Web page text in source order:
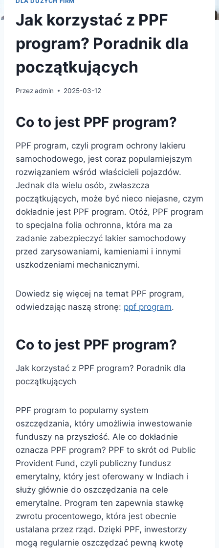
Jak korzystać z PPF
program? Poradnik dla
początkujących
Przezadmin 2025-03-12
Co to jest PPF program?
PPF program, czyli program ochrony lakieru
samochodowego, jest coraz popularniejszym
rozwiązaniem wśród właścicieli pojazdów.
Jednak dla wielu osób, zwłaszcza
początkujących, może być nieco niejasne, czym
dokładnie jest PPF program. Otóż, PPF program
to specjalna folia ochronna, która ma za
zadanie zabezpieczyć lakier samochodowy
przed zarysowaniami, kamieniami i innymi
uszkodzeniami mechanicznymi.
Dowiedz się więcej na temat PPF program,
odwiedzając naszą stronę: ppf program.
Co to jest PPF program?
Jak korzystać z PPF program? Poradnik dla
początkujących
PPF program to popularny system
oszczędzania, który umożliwia inwestowanie
funduszy na przyszłość. Ale co dokładnie
oznacza PPF program? PPF to skrót od Public
Provident Fund, czyli publiczny fundusz
emerytalny, który jest oferowany w Indiach i
służy głównie do oszczędzania na cele
emerytalne. Program ten zapewnia stawkę
zwrotu procentowego, która jest obecnie
ustalana przez rząd. Dzięki PPF, inwestorzy
mogą regularnie oszczędzać pewną kwotę